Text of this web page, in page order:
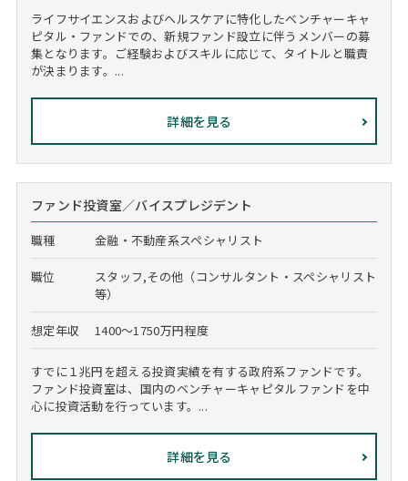
ライフサイエンスおよびヘルスケアに特化したベンチャーキャ
ピタル・ファンドでの、新規ファンド設立に伴うメンバーの募
集となります。ご経験およびスキルに応じて、タイトルと職責
が決まります。...
詳細を見る
ファンド投資室／バイスプレジデント
職種 金融・不動産系スペシャリスト
職位
スタッフ,その他（コンサルタント・スペシャリスト
等）
想定年収 1400～1750万円程度
すでに１兆円を超える投資実績を有する政府系ファンドです。
ファンド投資室は、国内のベンチャーキャピタルファンドを中
心に投資活動を行っています。...
詳細を見る